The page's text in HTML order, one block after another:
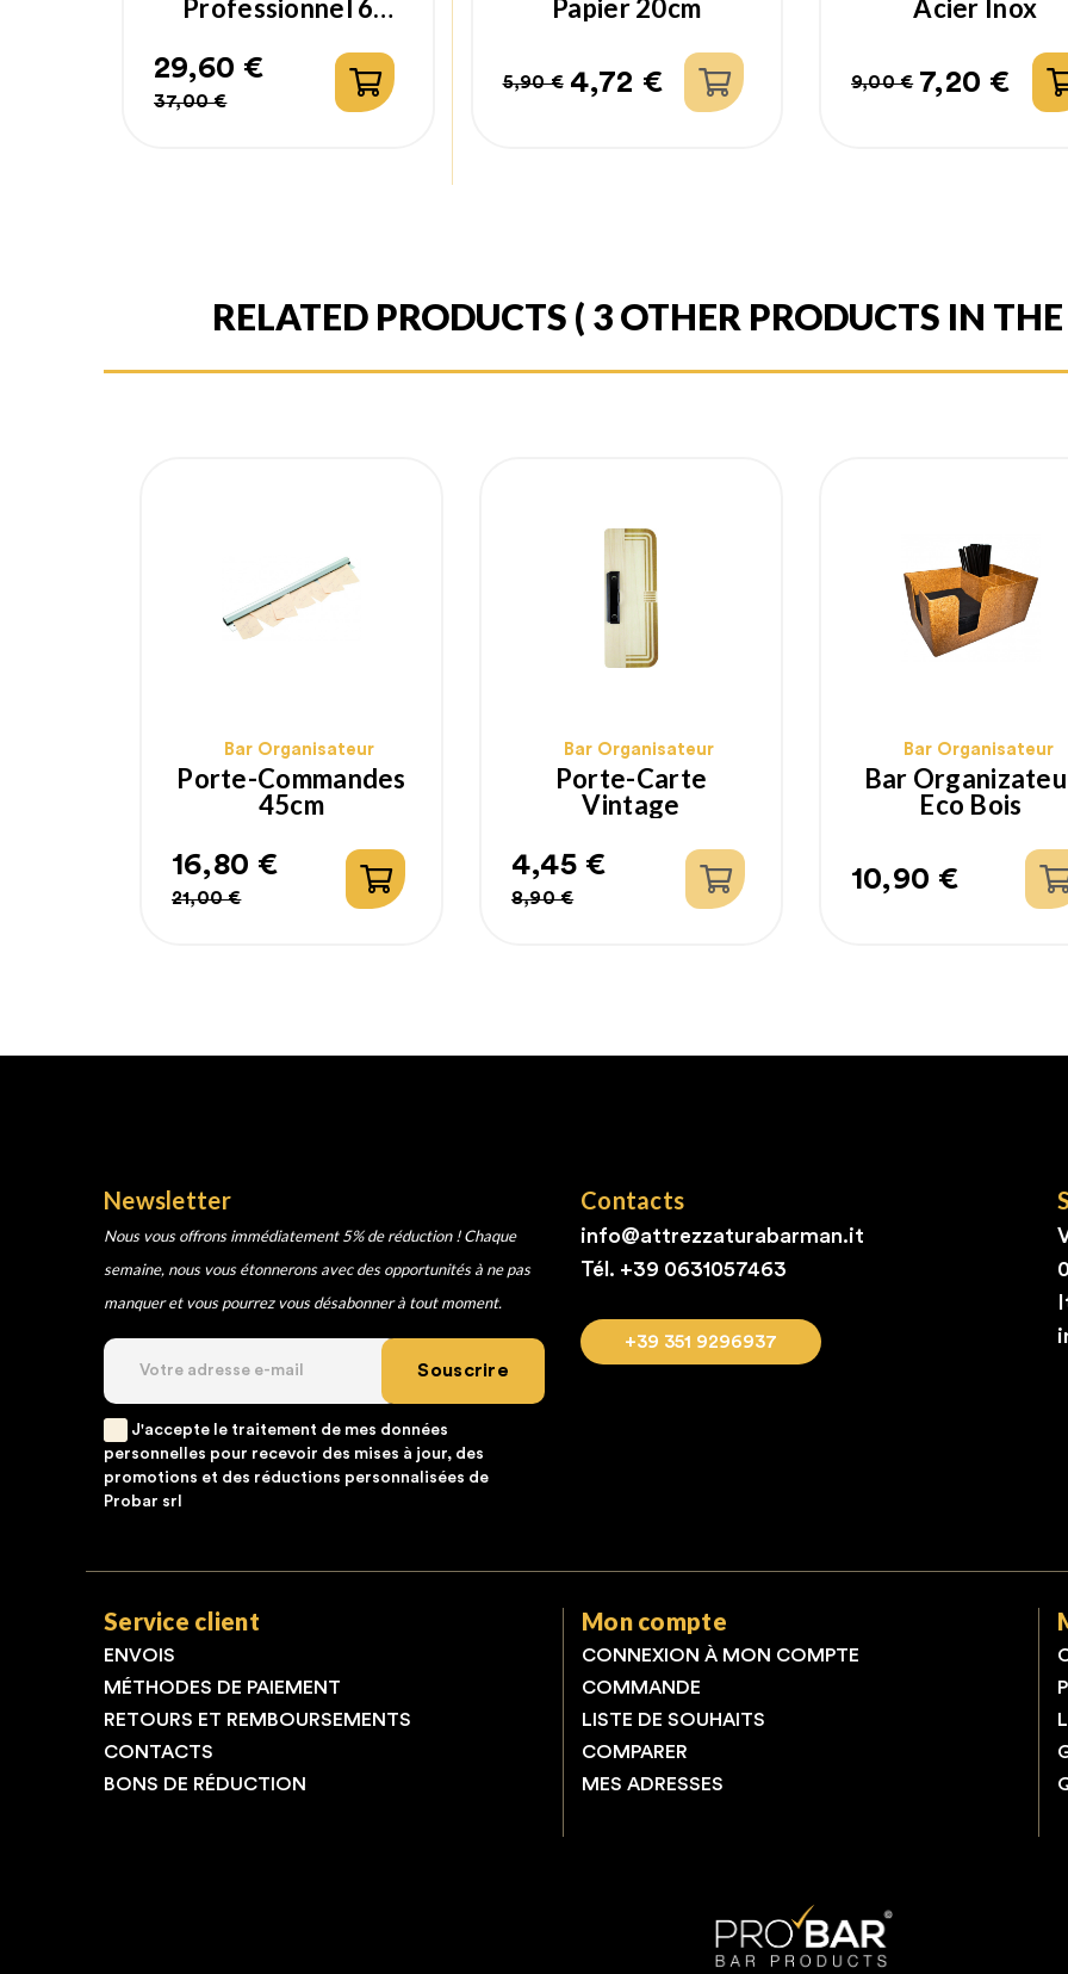
Professionnel 6
Prix
37,00 €
Prix
29,60 €
Papier 20cm
Prix
5,90 €
Prix 4,72 €
Acier Inox
Prix
9,00 €
Prix 7,20 €
RELATED PRODUCTS ( 3 OTHER PRODUCTS IN
Bar Organisateur
Porte-Commandes
45cm
Prix
21,00 €
Prix
16,80 €
Bar Organisateur
Porte-Carte
Vintage
Prix
8,90 €
Prix
4,45 €
Bar Organisateur
Bar
Eco Bois
Prix
10,90 €
Newsletter
Nous vous offrons immédiatement 5% de réduction ! Chaque
semaine, nous vous étonnerons avec des opportunités à ne pas
manquer et vous pourrez vous désabonner à tout moment.
Souscrire
J'accepte le traitement de mes données
personnelles pour recevoir des mises à jour, des
promotions et des réductions personnalisées de
Probar srl
Contacts
info@attrezzaturabarman.it
Tél. +39 0631057463
+39 351 9296937
Service client
ENVOIS
MÉTHODES DE PAIEMENT
RETOURS ET REMBOURSEMENTS
CONTACTS
BONS DE RÉDUCTION
Mon compte
CONNEXION À MON COMPTE
COMMANDE
LISTE DE SOUHAITS
COMPARER
MES ADRESSES